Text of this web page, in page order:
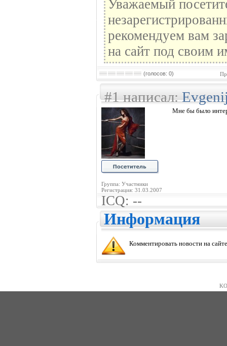
Уважаемый
рекомендуем вам
на сайт под своим
(голосов: 0)
#1 написал:
Группа: Участники
Регистрация: 31.03.2007
Мне бы было
ICQ: --
Информация
Комментировать новости на